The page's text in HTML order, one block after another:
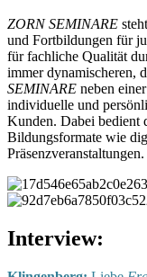
ZORN SEMINARE
und Fortbildungen für
für fachliche Qualität
immer dynamischeren,
SEMINARE neben
individuelle und
Kunden. Dabei bedient
Bildungsformate wie
Präsenzveranstaltungen.
Interview: